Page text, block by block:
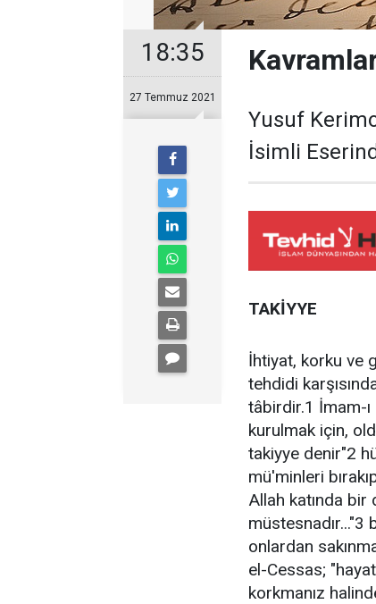
18:35
27 Temmuz 2021
Yusuf
İsimli
TAKİYYE
İhtiyat, korku ve
tehdidi
tâbirdir.1 İmam-
kurulmak için,
takiyye denir"2
mü'minleri
Allah katında bir
onlardan
el-Cessas;
korkmanız